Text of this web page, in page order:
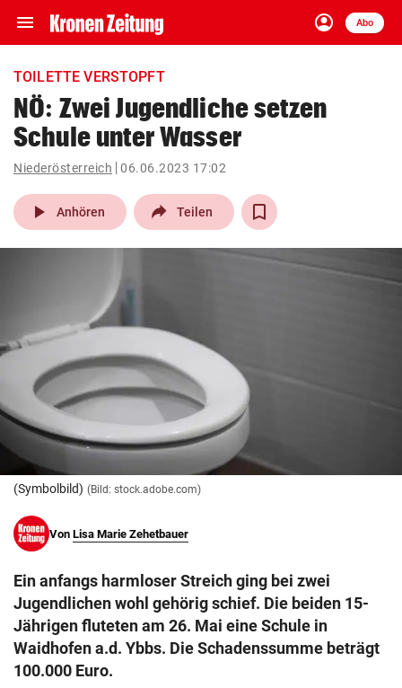
menu Navigation
ein-/ausklappen
account_circle
Anmelden
Abo
close Schließen
account_circle Anmelden
pin_drop
Wien arrow_right
bookmark
Suchbegriff
eingeben
© Krone Multimedia GmbH & Co KG 2026
Muthgasse 2, 1190 Wien
TOILETTE VERSTOPFT
NÖ: Zwei Jugendliche setzen
Schule unter Wasser
Niederösterreich 06.06.2023 17:02
play_arrow Anhören Teilen
(Symbolbild) (Bild: stock.adobe.com)
Von Lisa Marie Zehetbauer
Ein anfangs harmloser Streich ging bei zwei
Jugendlichen wohl gehörig schief. Die beiden 15-
Jährigen fluteten am 26. Mai eine Schule in
Waidhofen a.d. Ybbs. Die Schadenssumme beträgt
100.000 Euro.